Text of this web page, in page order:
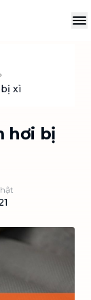
xì
hơi bị